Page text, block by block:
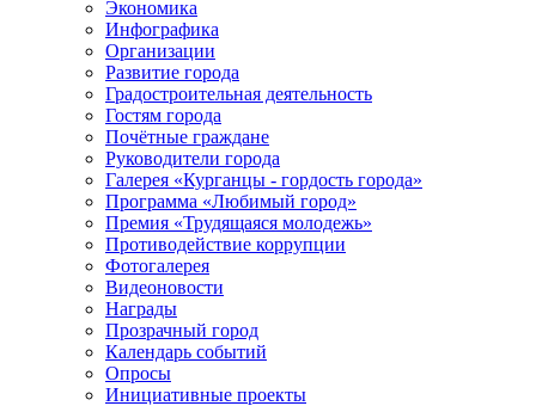
Экономика
Инфографика
Организации
Развитие города
Градостроительная деятельность
Гостям города
Почётные граждане
Руководители города
Галерея «Курганцы - гордость города»
Программа «Любимый город»
Премия «Трудящаяся молодежь»
Противодействие коррупции
Фотогалерея
Видеоновости
Награды
Прозрачный город
Календарь событий
Опросы
Инициативные проекты